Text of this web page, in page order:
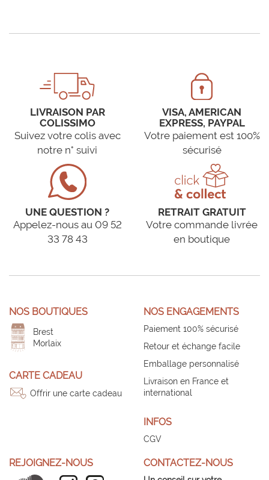
LIVRAISON PAR
COLISSIMO
Suivez votre colis avec
notre n° suivi
VISA, AMERICAN
EXPRESS, PAYPAL
Votre paiement est 100%
sécurisé
UNE QUESTION ?
Appelez-nous au 09 52
33 78 43
RETRAIT GRATUIT
Votre commande livrée
en boutique
NOS BOUTIQUES
Brest
Morlaix
CARTE CADEAU
Offrir une carte cadeau
NOS ENGAGEMENTS
Paiement 100% sécurisé
Retour et échange facile
Emballage personnalisé
Livraison en France et
international
INFOS
CGV
REJOIGNEZ-NOUS CONTACTEZ-NOUS